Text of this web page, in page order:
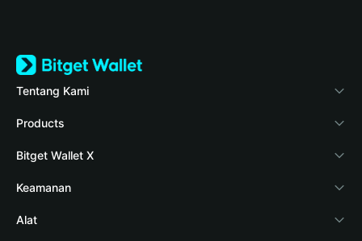
Tentang Kami
Bitget Wallet
Blog
Verifikasi keaslian
Berita kripto
Products
Crypto Card
Stablecoin Earn
Payfi Crypto
Bitget Wallet X
Pengembang
Hubungkan dompet
Keamanan
Dana perlindungan
Alat